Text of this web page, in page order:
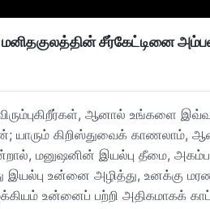
சீர்கேட்டினை
ஆனால் உங்களை
கிறிஸ்துவைக் காணலாம்,
மனுஷனின் இயல்பு தீமை,
இயல்பு உன்னை அழித்து, உனக்கு
உன்னைப் பற்றி அதிகமாகக்